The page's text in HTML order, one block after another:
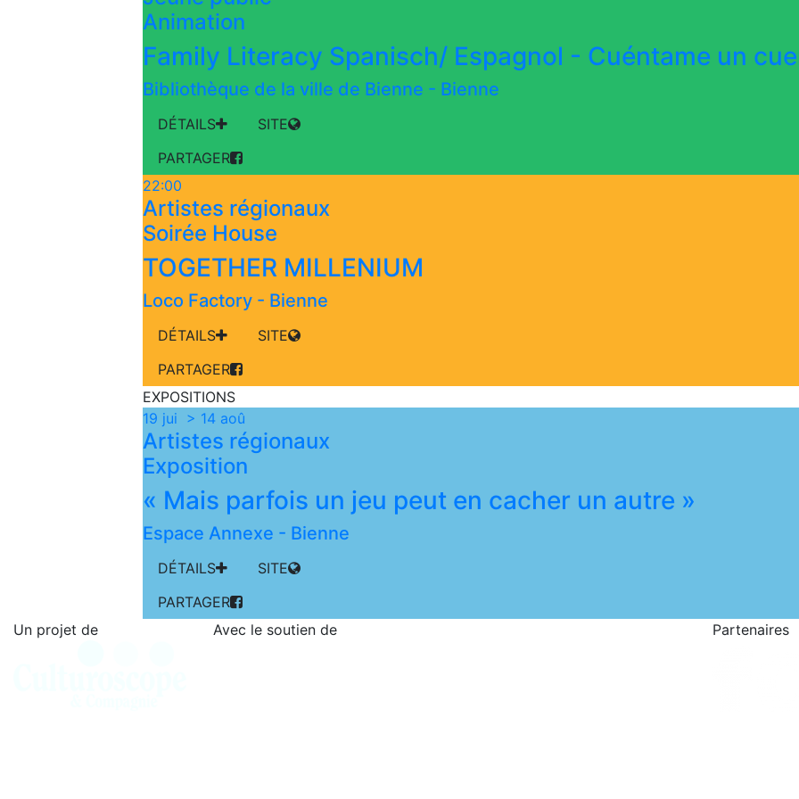
Animation
Family Literacy Spanisch/ Espagnol - Cuéntame un
Bibliothèque de la ville de Bienne - Bienne
DÉTAILS
SITE
PARTAGER
22:00
Artistes régionaux
Soirée House
TOGETHER MILLENIUM
Loco Factory - Bienne
DÉTAILS
SITE
PARTAGER
EXPOSITIONS
19 jui > 14 aoû
Artistes régionaux
Exposition
« Mais parfois un jeu peut en cacher un autre »
Espace Annexe - Bienne
DÉTAILS
SITE
PARTAGER
Un projet de
Avec le soutien de Partenaires